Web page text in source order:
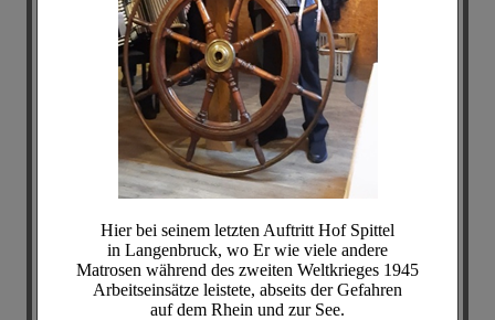
Hier bei seinem letzten Auftritt Hof Spittel
in Langenbruck, wo Er wie viele andere
Matrosen während des zweiten Weltkrieges 1945
Arbeitseinsätze leistete, abseits der Gefahren
auf dem Rhein und zur See.